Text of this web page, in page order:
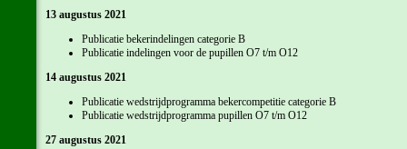
13 augustus 2021
Publicatie bekerindelingen categorie B
Publicatie indelingen voor de pupillen O7 t/m O12
14 augustus 2021
Publicatie wedstrijdprogramma bekercompetitie categorie B
Publicatie wedstrijdprogramma pupillen O7 t/m O12
27 augustus 2021